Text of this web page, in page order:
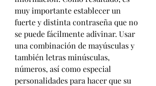
muy importante establecer un
fuerte y distinta contraseña que no
se puede fácilmente adivinar. Usar
una combinación de mayúsculas y
también letras minúsculas,
números, así como especial
personalidades para hacer que su